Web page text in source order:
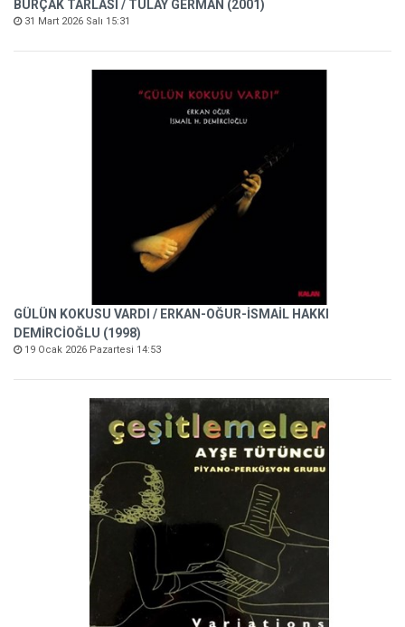
BURÇAK TARLASI / TÜLAY GERMAN (2001)
31 Mart 2026 Salı 15:31
GÜLÜN KOKUSU VARDI / ERKAN-OĞUR-İSMAİL HAKKI
DEMİRCİOĞLU (1998)
19 Ocak 2026 Pazartesi 14:53